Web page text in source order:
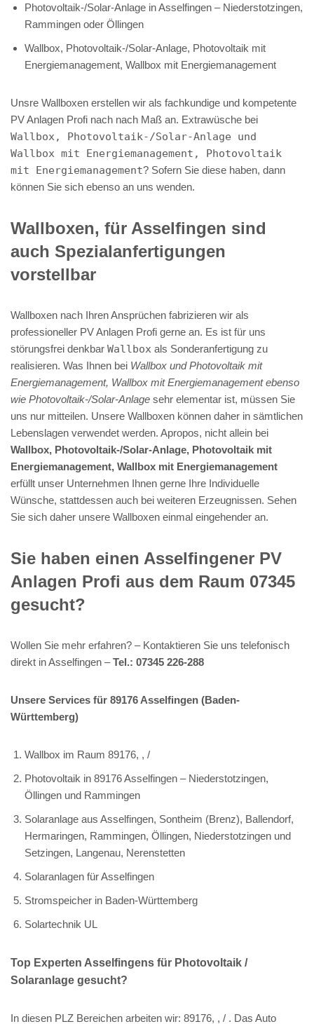
Photovoltaik-/Solar-Anlage in Asselfingen – Niederstotzingen,
Rammingen oder Öllingen
Wallbox, Photovoltaik-/Solar-Anlage, Photovoltaik mit
Energiemanagement, Wallbox mit Energiemanagement
Unsre Wallboxen erstellen wir als fachkundige und kompetente
PV Anlagen Profi nach nach Maß an. Extrawüsche bei
Wallbox, Photovoltaik-/Solar-Anlage und
Wallbox mit Energiemanagement, Photovoltaik
mit Energiemanagement? Sofern Sie diese haben, dann
können Sie sich ebenso an uns wenden.
Wallboxen, für Asselfingen sind
auch Spezialanfertigungen
vorstellbar
Wallboxen nach Ihren Ansprüchen fabrizieren wir als
professioneller PV Anlagen Profi gerne an. Es ist für uns
störungsfrei denkbar Wallbox als Sonderanfertigung zu
realisieren. Was Ihnen bei Wallbox und Photovoltaik mit
Energiemanagement, Wallbox mit Energiemanagement ebenso
wie Photovoltaik-/Solar-Anlage sehr elementar ist, müssen Sie
uns nur mitteilen. Unsere Wallboxen können daher in sämtlichen
Lebenslagen verwendet werden. Apropos, nicht allein bei
Wallbox, Photovoltaik-/Solar-Anlage, Photovoltaik mit
Energiemanagement, Wallbox mit Energiemanagement
erfüllt unser Unternehmen Ihnen gerne Ihre Individuelle
Wünsche, stattdessen auch bei weiteren Erzeugnissen. Sehen
Sie sich daher unsere Wallboxen einmal eingehender an.
Sie haben einen Asselfingener PV
Anlagen Profi aus dem Raum 07345
gesucht?
Wollen Sie mehr erfahren? – Kontaktieren Sie uns telefonisch
direkt in Asselfingen –Tel.: 07345 226-288
Unsere Services für 89176 Asselfingen (Baden-
Württemberg)
Wallbox im Raum 89176, , /
Photovoltaik in 89176 Asselfingen – Niederstotzingen,
Öllingen und Rammingen
Solaranlage aus Asselfingen, Sontheim (Brenz), Ballendorf,
Hermaringen, Rammingen, Öllingen, Niederstotzingen und
Setzingen, Langenau, Nerenstetten
Solaranlagen für Asselfingen
Stromspeicher in Baden-Württemberg
Solartechnik UL
Top Experten Asselfingens für Photovoltaik /
Solaranlage gesucht?
In diesen PLZ Bereichen arbeiten wir: 89176, , / . Das Auto